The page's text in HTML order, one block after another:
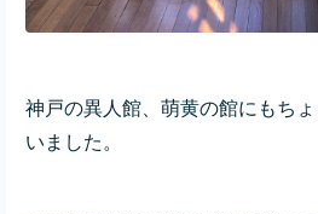
神戸の異人館、萌黄の館にもち
いました。